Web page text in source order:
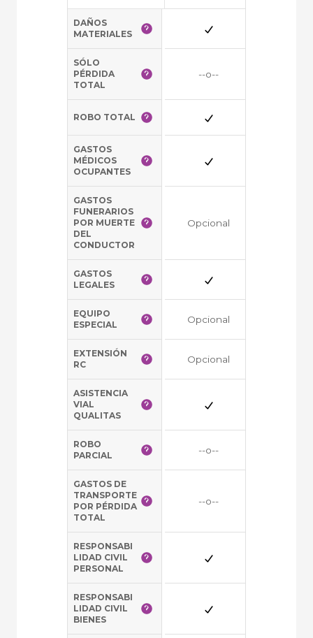
DAÑOS
MATERIALES
SÓLO
PÉRDIDA
TOTAL
--o--
ROBO TOTAL
GASTOS
MÉDICOS
OCUPANTES
GASTOS
FUNERARIOS
POR MUERTE
DEL
CONDUCTOR
Opcional
GASTOS
LEGALES
EQUIPO
ESPECIAL
Opcional
EXTENSIÓN
RC
Opcional
ASISTENCIA
VIAL
QUALITAS
ROBO
PARCIAL
--o--
GASTOS DE
TRANSPORTE
POR PÉRDIDA
TOTAL
--o--
RESPONSABI
LIDAD CIVIL
PERSONAL
RESPONSABI
LIDAD CIVIL
BIENES